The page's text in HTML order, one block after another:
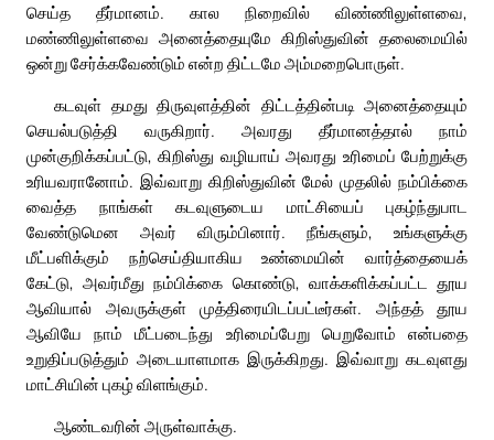
செய்த தீர்மானம். கால நிறைவில் விண்ணிலுள்ளவை,
மண்ணிலுள்ளவை அனைத்தையுமே கிறிஸ்துவின் தலைமையில்
ஒன்று சேர்க்கவேண்டும் என்ற திட்டமே அம்மறைபொருள்.
கடவுள் தமது திருவுளத்தின் திட்டத்தின்படி அனைத்தையும்
செயல்படுத்தி வருகிறார். அவரது தீர்மானத்தால் நாம்
முன்குறிக்கப்பட்டு, கிறிஸ்து வழியாய் அவரது உரிமைப் பேற்றுக்கு
உரியவரானோம். இவ்வாறு கிறிஸ்துவின் மேல் முதலில் நம்பிக்கை
வைத்த நாங்கள் கடவுளுடைய மாட்சியைப் புகழ்ந்துபாட
வேண்டுமென அவர் விரும்பினார். நீங்களும், உங்களுக்கு
மீட்பளிக்கும் நற்செய்தியாகிய உண்மையின் வார்த்தையைக்
கேட்டு, அவர்மீது நம்பிக்கை கொண்டு, வாக்களிக்கப்பட்ட தூய
ஆவியால் அவருக்குள் முத்திரையிடப்பட்டீர்கள். அந்தத் தூய
ஆவியே நாம் மீட்படைந்து உரிமைப்பேறு பெறுவோம் என்பதை
உறுதிப்படுத்தும் அடையாளமாக இருக்கிறது. இவ்வாறு கடவுளது
மாட்சியின் புகழ் விளங்கும்.
ஆண்டவரின் அருள்வாக்கு.